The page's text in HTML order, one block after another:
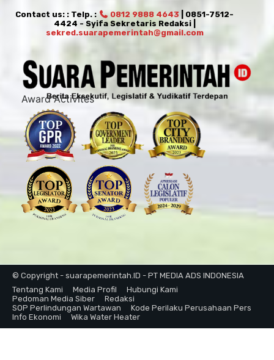
Contact us: : Telp. : 0812 9888 4643 | 0851-7512-
4424 - Syifa Sekretaris Redaksi |
sekred.suarapemerintah@gmail.com
Award Activites
© Copyright - suarapemerintah.ID - PT MEDIA ADS INDONESIA
Tentang Kami
Media Profil
Hubungi Kami
Pedoman Media Siber
Redaksi
SOP Perlindungan Wartawan
Kode Perilaku Perusahaan Pers
Info Ekonomi
Wika Water Heater